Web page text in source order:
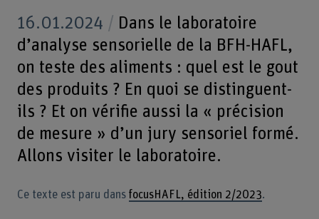
16.01.2024
Dans le laboratoire
d’analyse sensorielle de la BFH-HAFL,
on teste des aliments : quel est le gout
des produits ? En quoi se distinguent-
ils ? Et on vérifie aussi la « précision
de mesure » d’un jury sensoriel formé.
Allons visiter le laboratoire.
Ce texte est paru dans focusHAFL, édition 2/2023.